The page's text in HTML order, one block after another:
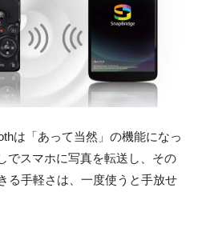
は「あって当然」の機能になっ
でスマホに写真を転送し、その
る手軽さは、一度使うと手放せ